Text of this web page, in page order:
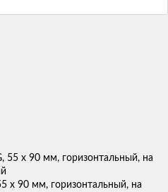
х 90 мм, горизонтальный, на